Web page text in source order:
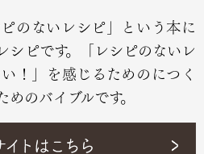
のないレシピ」という本に
シピです。「レシピのないレ
！」を感じるためのにつく
のバイブルです。